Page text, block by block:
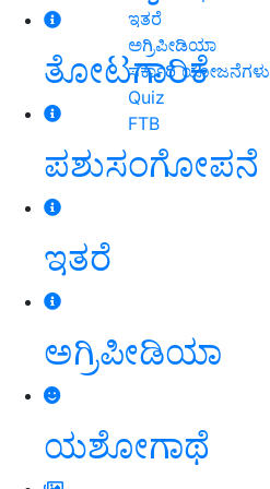
ತೋಟಗಾರಿಕೆ
ಪಶುಸಂಗೋಪನೆ
ಇತರೆ
ಅಗ್ರಿಪೀಡಿಯಾ
ಯಶೋಗಾಥೆ
ಇತರೆ
ಅಗ್ರಿಪೀಡಿಯಾ
ಸರ್ಕಾರಿ ಯೋಜನೆಗಳು
Quiz
FTB